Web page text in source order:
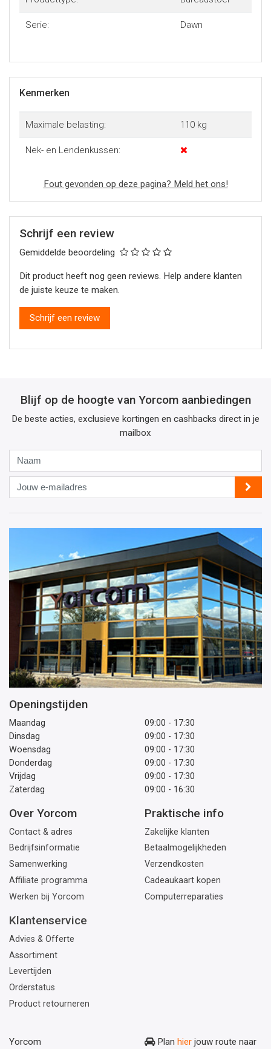
Serie: Dawn
Kenmerken
Maximale belasting: 110 kg
Nek- en Lendenkussen:
Fout gevonden op deze pagina? Meld het ons!
Schrijf een review
Gemiddelde beoordeling
Dit product heeft nog geen reviews. Help andere klanten
de juiste keuze te maken.
Schrijf een review
Blijf op de hoogte van Yorcom aanbiedingen
De beste acties, exclusieve kortingen en cashbacks direct in je
mailbox
Jouw
e-
mailadres
Openingstijden
Maandag
09:00 - 17:30
Dinsdag
09:00 - 17:30
Woensdag
09:00 - 17:30
Donderdag
09:00 - 17:30
Vrijdag
09:00 - 17:30
Zaterdag
09:00 - 16:30
Over Yorcom
Contact & adres
Bedrijfsinformatie
Samenwerking
Affiliate programma
Werken bij Yorcom
Praktische info
Zakelijke klanten
Betaalmogelijkheden
Verzendkosten
Cadeaukaart kopen
Computerreparaties
Klantenservice
Advies & Offerte
Assortiment
Levertijden
Orderstatus
Product retourneren
Yorcom
Plan hier jouw route naar